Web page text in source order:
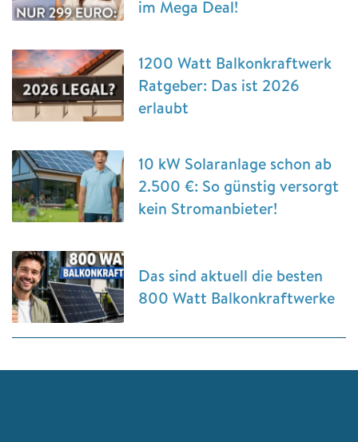
im Mega Deal!
1200 Watt Balkonkraftwerk
Ratgeber: Das ist 2026
erlaubt
10 kW Solaranlage schon ab
2.500 €: So günstig versorgt
kein Stromanbieter!
Das sind aktuell die besten
800 Watt Balkonkraftwerke